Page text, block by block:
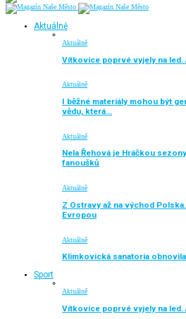
Aktuálně
Aktuálně
Vítkovice poprvé vyjely na led.
Aktuálně
I běžné materiály mohou být
vědu, která…
Aktuálně
Nela Řehová je Hráčkou
fanoušků
Aktuálně
Z Ostravy až na východ
Evropou
Aktuálně
Klimkovická sanatoria
Sport
Aktuálně
Vítkovice poprvé vyjely na led.